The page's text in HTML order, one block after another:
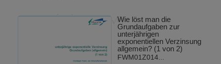
Wie löst man die
Grundaufgaben zur
unterjährigen
exponentiellen Verzinsung
allgemein? (1 von 2)
FWM01Z014...